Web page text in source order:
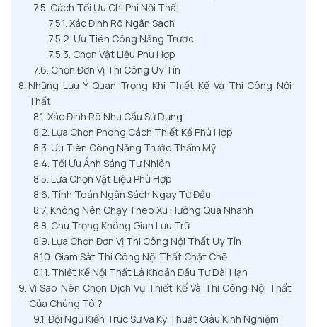
Cách Tối Ưu Chi Phí Nội Thất
Xác Định Rõ Ngân Sách
Ưu Tiên Công Năng Trước
Chọn Vật Liệu Phù Hợp
Chọn Đơn Vị Thi Công Uy Tín
Những Lưu Ý Quan Trọng Khi Thiết Kế Và Thi Công Nội
Thất
Xác Định Rõ Nhu Cầu Sử Dụng
Lựa Chọn Phong Cách Thiết Kế Phù Hợp
Ưu Tiên Công Năng Trước Thẩm Mỹ
Tối Ưu Ánh Sáng Tự Nhiên
Lựa Chọn Vật Liệu Phù Hợp
Tính Toán Ngân Sách Ngay Từ Đầu
Không Nên Chạy Theo Xu Hướng Quá Nhanh
Chú Trọng Không Gian Lưu Trữ
Lựa Chọn Đơn Vị Thi Công Nội Thất Uy Tín
Giám Sát Thi Công Nội Thất Chặt Chẽ
Thiết Kế Nội Thất Là Khoản Đầu Tư Dài Hạn
Vì Sao Nên Chọn Dịch Vụ Thiết Kế Và Thi Công Nội Thất
Của Chúng Tôi?
Đội Ngũ Kiến Trúc Sư Và Kỹ Thuật Giàu Kinh Nghiệm